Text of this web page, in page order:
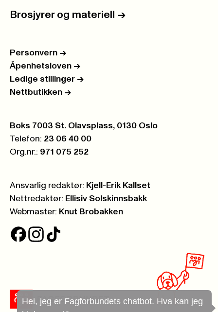
Hei, jeg er Fagforbundets chatbot. Hva kan jeg
Brosjyrer og materiell ->
Personvern ->
Åpenhetsloven ->
Ledige stillinger ->
Nettbutikken ->
Postboks:
Boks 7003 St. Olavsplass, 0130 Oslo
Telefon: 23 06 40 00
Org.nr.: 971 075 252
Ansvarlig redaktør: Kjell-Erik Kallset
Nettredaktør: Ellisiv Solskinnsbakk
Webmaster: Knut Brobakken